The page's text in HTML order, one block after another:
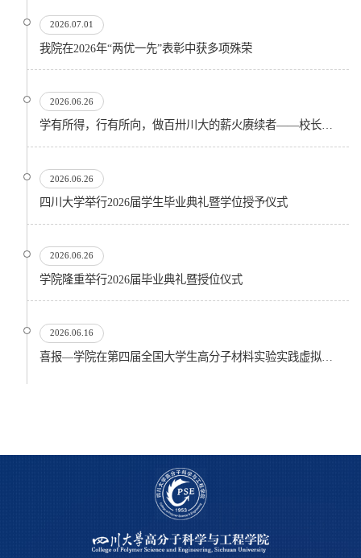
2026.07.01
我院在2026年“两优一先”表彰中获多项殊荣
2026.06.26
学有所得，行有所向，做百卅川大的薪火赓续者——校长汪劲松在四川大学2026届学生毕业典礼上的...
2026.06.26
四川大学举行2026届学生毕业典礼暨学位授予仪式
2026.06.26
​学院隆重举行2026届毕业典礼暨授位仪式
2026.06.16